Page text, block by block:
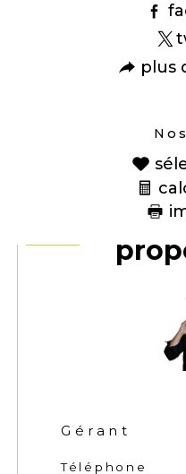
plus
Ce
Gérant
Téléphone